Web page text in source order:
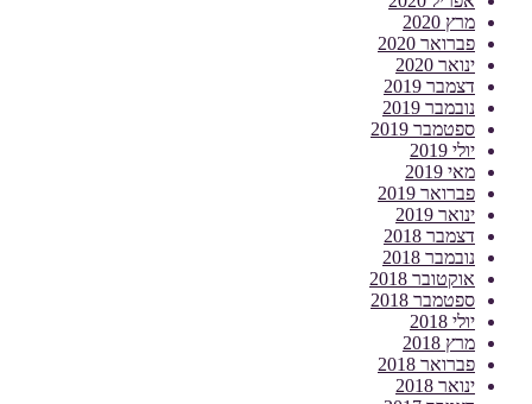
מרץ 2020
פברואר 2020
ינואר 2020
דצמבר 2019
נובמבר 2019
ספטמבר 2019
יולי 2019
מאי 2019
פברואר 2019
ינואר 2019
דצמבר 2018
נובמבר 2018
אוקטובר 2018
ספטמבר 2018
יולי 2018
מרץ 2018
פברואר 2018
ינואר 2018